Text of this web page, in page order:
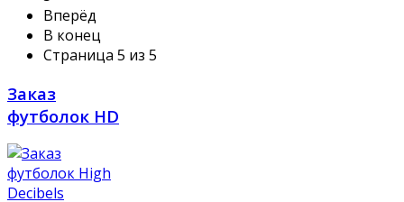
Вперёд
В конец
Страница 5 из 5
Заказ
футболок HD